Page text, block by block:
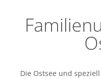
Die Ostsee und